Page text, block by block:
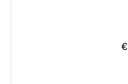
€